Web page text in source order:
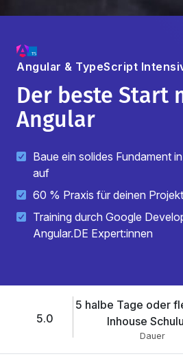
Angular & TypeScript
Der beste Start
Angular
Baue ein solides Fundament
auf
60 % Praxis für deinen
Training durch Google
Angular.DE Expert:innen
5.0
5 halbe Tage oder
Inhouse
Dauer